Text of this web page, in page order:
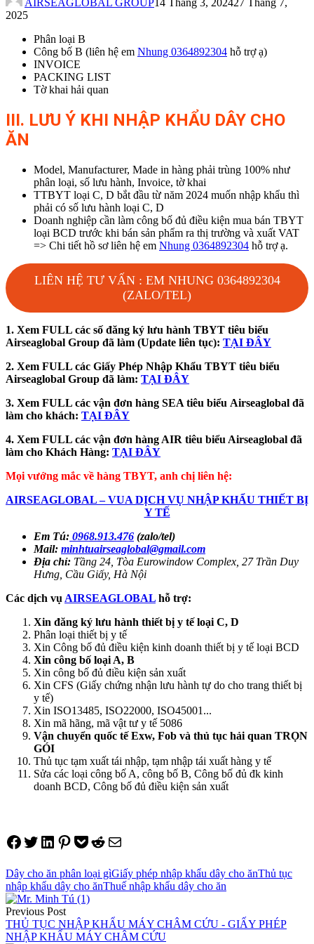
2025
Phân loại B
Công bố B (liên hệ em Nhung 0364892304 hỗ trợ ạ)
INVOICE
PACKING LIST
Tờ khai hải quan
III. LƯU Ý KHI NHẬP KHẨU DÂY CHO
ĂN
Model, Manufacturer, Made in hàng phải trùng 100% như
phân loại, số lưu hành, Invoice, tờ khai
TTBYT loại C, D bắt đầu từ năm 2024 muốn nhập khẩu thì
phải có số lưu hành loại C, D
Doanh nghiệp cần làm công bố đủ điều kiện mua bán TBYT
loại BCD trước khi bán sản phẩm ra thị trường và xuất VAT
=> Chi tiết hồ sơ liên hệ em Nhung 0364892304 hỗ trợ ạ.
LIÊN HỆ TƯ VẤN : EM NHUNG 0364892304
(ZALO/TEL)
1. Xem FULL các số đăng ký lưu hành TBYT tiêu biểu
Airseaglobal Group đã làm (Update liên tục): TẠI ĐÂY
2. Xem FULL các Giấy Phép Nhập Khẩu TBYT tiêu biểu
Airseaglobal Group đã làm: TẠI ĐÂY
3. Xem FULL các vận đơn hàng SEA tiêu biểu Airseaglobal đã
làm cho khách: TẠI ĐÂY
4. Xem FULL các vận đơn hàng AIR tiêu biểu Airseaglobal đã
làm cho Khách Hàng: TẠI ĐÂY
Mọi vướng mắc về hàng TBYT, anh chị liên hệ:
AIRSEAGLOBAL – VUA DỊCH VỤ NHẬP KHẨU THIẾT BỊ
Y TẾ
Em Tú: 0968.913.476 (zalo/tel)
Mail: minhtuairseaglobal@gmail.com
Địa chỉ: Tầng 24, Tòa Eurowindow Complex, 27 Trần Duy
Hưng, Cầu Giấy, Hà Nội
Các dịch vụ AIRSEAGLOBAL hỗ trợ:
Xin đăng ký lưu hành thiết bị y tế loại C, D
Phân loại thiết bị y tế
Xin Công bố đủ điều kiện kinh doanh thiết bị y tế loại BCD
Xin công bố loại A, B
Xin công bố đủ điều kiện sản xuất
Xin CFS (Giấy chứng nhận lưu hành tự do cho trang thiết bị
y tế)
Xin ISO13485, ISO22000, ISO45001...
Xin mã hãng, mã vật tư y tế 5086
Vận chuyển quốc tế Exw, Fob và thủ tục hải quan TRỌN
GÓI
Thủ tục tạm xuất tái nhập, tạm nhập tái xuất hàng y tế
Sửa các loại công bố A, công bố B, Công bố đủ đk kinh
doanh BCD, Công bố đủ điều kiện sản xuất
Share on Facebook
Tweet on Twitter
Share on LinkedIn
Pin on Pinterest
Save to pocket
Share on Reddit
Share via Email
Dây cho ăn phân loại gìGiấy phép nhập khẩu dây cho ănThủ tục
nhập khẩu dây cho ănThuế nhập khẩu dây cho ăn
Điều
hướng
Previous Post
THỦ TỤC NHẬP KHẨU MÁY CHÂM CỨU - GIẤY PHÉP
NHẬP KHẨU MÁY CHÂM CỨU